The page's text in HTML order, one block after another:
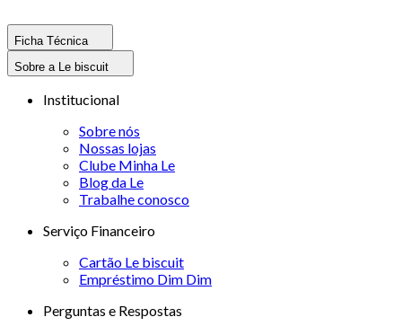
Ficha Técnica
Sobre a Le biscuit
Institucional
Sobre nós
Nossas lojas
Clube Minha Le
Blog da Le
Trabalhe conosco
Serviço Financeiro
Cartão Le biscuit
Empréstimo Dim Dim
Perguntas e Respostas